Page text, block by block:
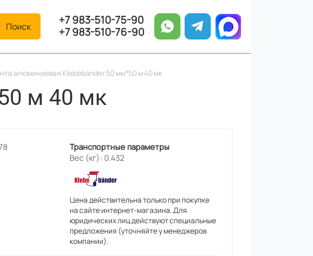
+7 983-510-75-90
+7 983-510-76-90
алюминиевая Klebebander 50 мм*50 м 40 мк
м 40 мк
Транспортные параметры
Вес (кг): 0.432
Цена действительна только при покупке
на сайте интернет-магазина. Для
юридических лиц действуют специальные
предложения (уточняйте у менеджеров
компании).